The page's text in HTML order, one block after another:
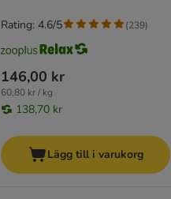
146,00 kr
60,80 kr / kg
138,70 kr
Rating: 4.6/5 (239)
Lägg till i varukorg